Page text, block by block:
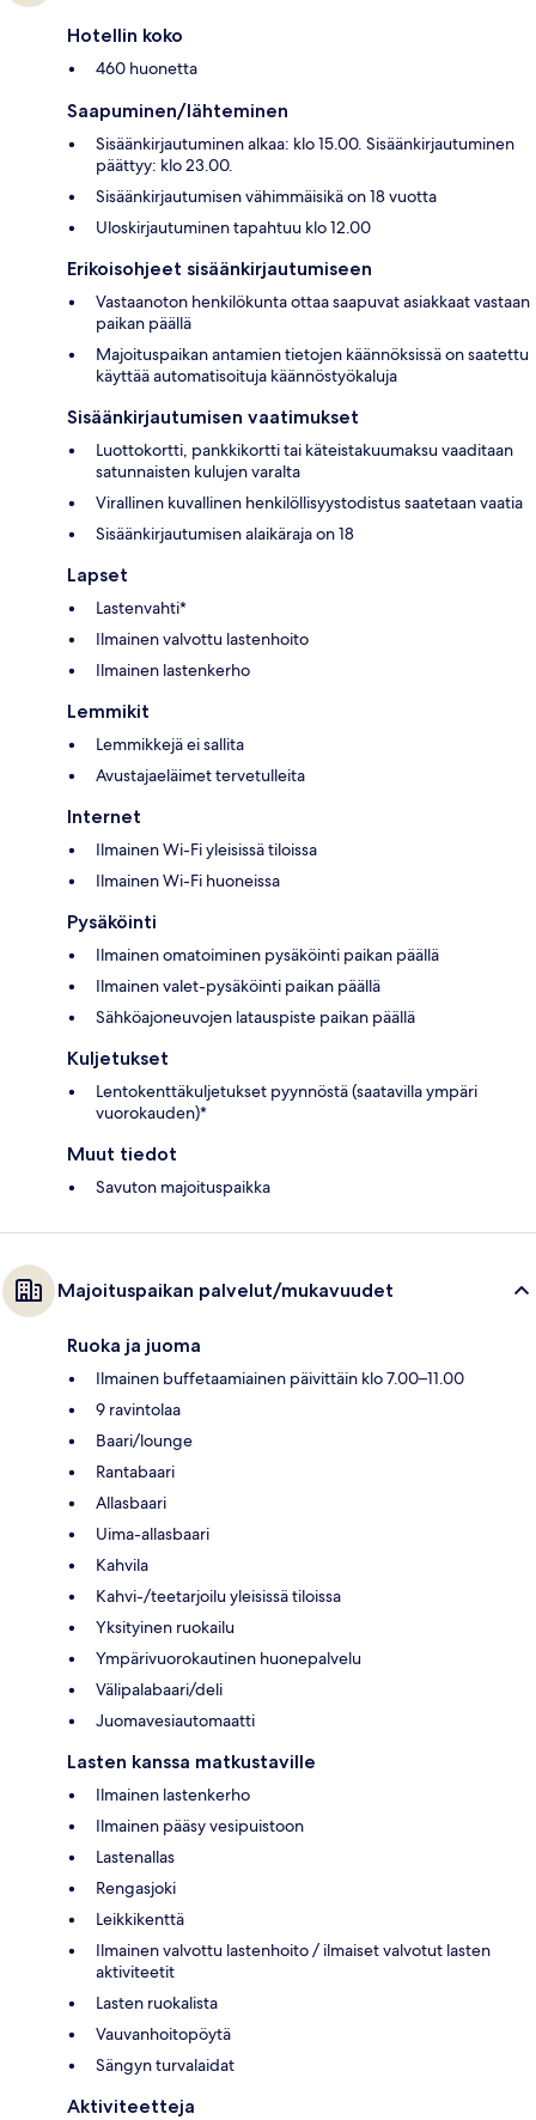
Hotellin koko
460 huonetta
Saapuminen/lähteminen
Sisäänkirjautuminen alkaa: klo 15.00. Sisäänkirjautuminen
päättyy: klo 23.00.
Sisäänkirjautumisen vähimmäisikä on 18 vuotta
Uloskirjautuminen tapahtuu klo 12.00
Erikoisohjeet sisäänkirjautumiseen
Vastaanoton henkilökunta ottaa saapuvat asiakkaat vastaan
paikan päällä
Majoituspaikan antamien tietojen käännöksissä on saatettu
käyttää automatisoituja käännöstyökaluja
Sisäänkirjautumisen vaatimukset
Luottokortti, pankkikortti tai käteistakuumaksu vaaditaan
satunnaisten kulujen varalta
Virallinen kuvallinen henkilöllisyystodistus saatetaan vaatia
Sisäänkirjautumisen alaikäraja on 18
Lapset
Lastenvahti*
Ilmainen valvottu lastenhoito
Ilmainen lastenkerho
Lemmikit
Lemmikkejä ei sallita
Avustajaeläimet tervetulleita
Internet
Ilmainen Wi-Fi yleisissä tiloissa
Ilmainen Wi-Fi huoneissa
Pysäköinti
Ilmainen omatoiminen pysäköinti paikan päällä
Ilmainen valet-pysäköinti paikan päällä
Sähköajoneuvojen latauspiste paikan päällä
Kuljetukset
Lentokenttäkuljetukset pyynnöstä (saatavilla ympäri
vuorokauden)*
Muut tiedot
Savuton majoituspaikka
Majoituspaikan palvelut/mukavuudet
Ruoka ja juoma
Ilmainen buffetaamiainen päivittäin klo 7.00–11.00
9 ravintolaa
Baari/lounge
Rantabaari
Allasbaari
Uima-allasbaari
Kahvila
Kahvi-/teetarjoilu yleisissä tiloissa
Yksityinen ruokailu
Ympärivuorokautinen huonepalvelu
Välipalabaari/deli
Juomavesiautomaatti
Lasten kanssa matkustaville
Ilmainen lastenkerho
Ilmainen pääsy vesipuistoon
Lastenallas
Rengasjoki
Leikkikenttä
Ilmainen valvottu lastenhoito / ilmaiset valvotut lasten
aktiviteetit
Lasten ruokalista
Vauvanhoitopöytä
Sängyn turvalaidat
Aktiviteetteja